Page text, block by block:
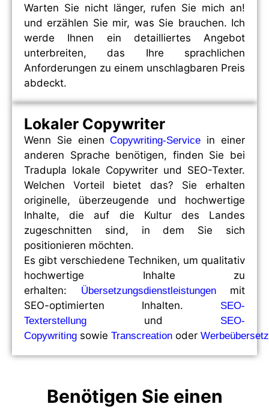
Warten Sie nicht länger, rufen Sie mich an!
und erzählen Sie mir, was Sie brauchen. Ich
werde Ihnen ein detailliertes Angebot
unterbreiten, das Ihre sprachlichen
Anforderungen zu einem unschlagbaren Preis
abdeckt.
Lokaler Copywriter
Wenn Sie einenCopywriting-Service in einer
anderen Sprache benötigen, finden Sie bei
Tradupla lokale Copywriter und SEO-Texter.
Welchen Vorteil bietet das? Sie erhalten
originelle, überzeugende und hochwertige
Inhalte, die auf die Kultur des Landes
zugeschnitten sind, in dem Sie sich
positionieren möchten.
Es gibt verschiedene Techniken, um qualitativ
hochwertige Inhalte zu
erhalten:
Übersetzungsdienstleistungenmit
SEO-optimierten Inhalten. SEO-
Texterstellung und SEO-
Copywriting sowie Transcreation oder
Benötigen Sie einen